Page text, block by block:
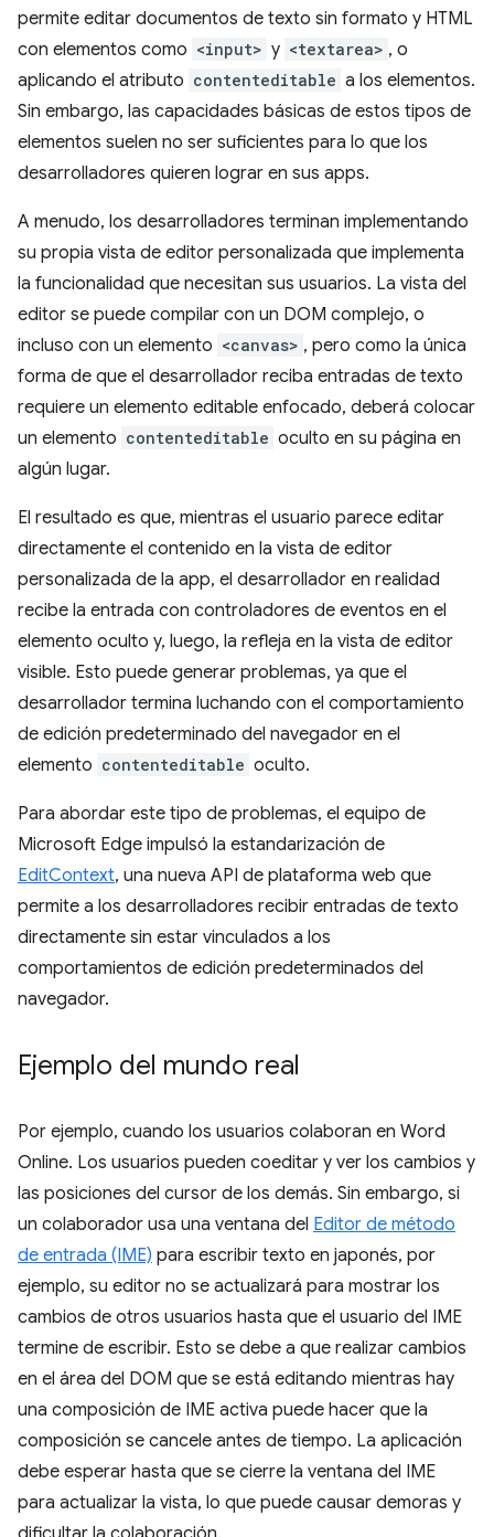
permite editar documentos de texto sin formato y HTML
con elementos como <input> y <textarea> , o
aplicando el atributo contenteditable a los elementos.
Sin embargo, las capacidades básicas de estos tipos de
elementos suelen no ser suficientes para lo que los
desarrolladores quieren lograr en sus apps.
A menudo, los desarrolladores terminan implementando
su propia vista de editor personalizada que implementa
la funcionalidad que necesitan sus usuarios. La vista del
editor se puede compilar con un DOM complejo, o
incluso con un elemento <canvas> , pero como la única
forma de que el desarrollador reciba entradas de texto
requiere un elemento editable enfocado, deberá colocar
un elemento contenteditable oculto en su página en
algún lugar.
El resultado es que, mientras el usuario parece editar
directamente el contenido en la vista de editor
personalizada de la app, el desarrollador en realidad
recibe la entrada con controladores de eventos en el
elemento oculto y, luego, la refleja en la vista de editor
visible. Esto puede generar problemas, ya que el
desarrollador termina luchando con el comportamiento
de edición predeterminado del navegador en el
elemento contenteditable oculto.
Para abordar este tipo de problemas, el equipo de
Microsoft Edge impulsó la estandarización de
EditContext, una nueva API de plataforma web que
permite a los desarrolladores recibir entradas de texto
directamente sin estar vinculados a los
comportamientos de edición predeterminados del
navegador.
Ejemplo del mundo real
Por ejemplo, cuando los usuarios colaboran en Word
Online. Los usuarios pueden coeditar y ver los cambios y
las posiciones del cursor de los demás. Sin embargo, si
un colaborador usa una ventana del Editor de método
de entrada (IME) para escribir texto en japonés, por
ejemplo, su editor no se actualizará para mostrar los
cambios de otros usuarios hasta que el usuario del IME
termine de escribir. Esto se debe a que realizar cambios
en el área del DOM que se está editando mientras hay
una composición de IME activa puede hacer que la
composición se cancele antes de tiempo. La aplicación
debe esperar hasta que se cierre la ventana del IME
para actualizar la vista, lo que puede causar demoras y